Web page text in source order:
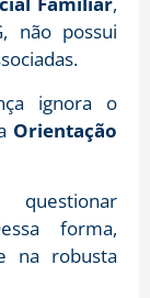
não possui
.
ignora o
Orientação
forma,
na robusta